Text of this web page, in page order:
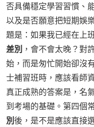
否具備穩定學習習慣、
以及是否願意把短期娛
題是：如果我已經在上
差別 ，會不會太晚？對
始，而是匆忙開始卻沒
士補習班時，應該看師
真正成熟的答案是，名
到考場的基礎。第四個
別後，是不是應該直接